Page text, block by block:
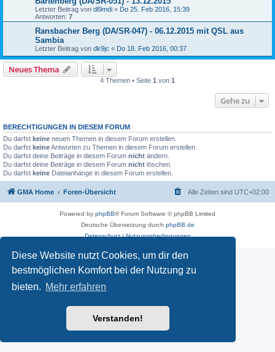
Diese Website nutzt Cookies, um dir den
bestmöglichen Komfort bei der Nutzung zu
bieten. Mehr erfahren
Verstanden!
Letzter Beitrag von dl9mdi « Do 25. Feb 2016, 15:39
Antworten: 7
Ransbacher Berg (DA/SR-047) - 06.12.2015 mit QSL aus
Sambia
Letzter Beitrag von dk9jc « Do 18. Feb 2016, 00:37
Neues Thema
4 Themen • Seite 1 von 1
Gehe zu
BERECHTIGUNGEN IN DIESEM FORUM
Du darfst keine neuen Themen in diesem Forum erstellen.
Du darfst keineAntworten zu Themen in diesem Forum erstellen.
Du darfst deine Beiträge in diesem Forum nicht ändern.
Du darfst deine Beiträge in diesem Forum nicht löschen.
Du darfst keine Dateianhänge in diesem Forum erstellen.
GMA Home Foren-Übersicht Alle Zeiten sind UTC+02:00
Powered by phpBB® Forum Software © phpBB Limited
Deutsche Übersetzung durch phpBB.de
Datenschutz|Nutzungsbedingungen